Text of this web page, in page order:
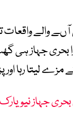
والے
بحری جہاز
مزے لیتا رہا
جہاز نیویارک کے